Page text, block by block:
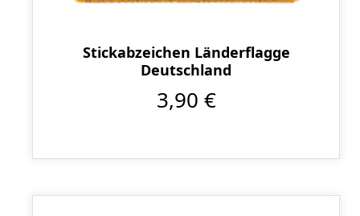
Stickabzeichen Länderflagge
Deutschland
3,90 €